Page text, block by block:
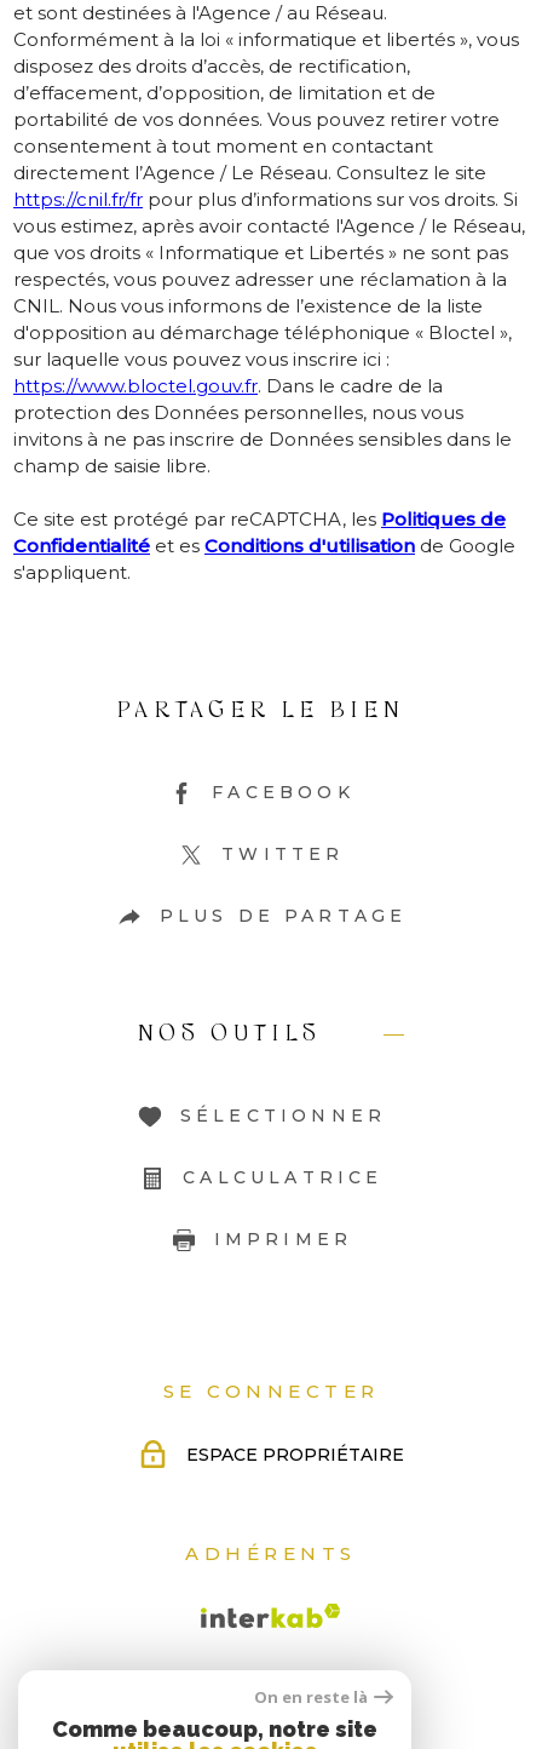
et sont destinées à l'Agence / au Réseau.
Conformément à la loi « informatique et libertés », vous
disposez des droits d’accès, de rectification,
d’effacement, d’opposition, de limitation et de
portabilité de vos données. Vous pouvez retirer votre
consentement à tout moment en contactant
directement l’Agence / Le Réseau. Consultez le site
https://cnil.fr/fr pour plus d’informations sur vos droits. Si
vous estimez, après avoir contacté l'Agence / le Réseau,
que vos droits « Informatique et Libertés » ne sont pas
respectés, vous pouvez adresser une réclamation à la
CNIL. Nous vous informons de l’existence de la liste
d'opposition au démarchage téléphonique « Bloctel »,
sur laquelle vous pouvez vous inscrire ici :
https://www.bloctel.gouv.fr. Dans le cadre de la
protection des Données personnelles, nous vous
invitons à ne pas inscrire de Données sensibles dans le
champ de saisie libre.
Ce site est protégé par reCAPTCHA, les Politiques de
Confidentialité et es Conditions d'utilisation de Google
s'appliquent.
PARTAGER LE BIEN
FACEBOOK
TWITTER
PLUS DE PARTAGE
NOS OUTILS
SÉLECTIONNER
CALCULATRICE
IMPRIMER
SE CONNECTER
ESPACE PROPRIÉTAIRE
ADHÉRENTS
On en reste là
Comme beaucoup, notre site